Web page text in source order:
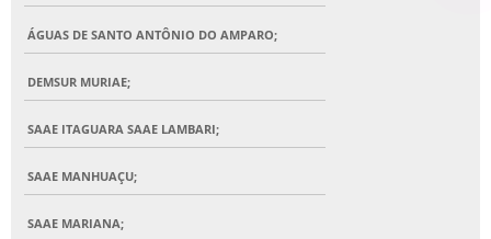
ÁGUAS DE SANTO ANTÔNIO DO AMPARO;
DEMSUR MURIAE;
SAAE ITAGUARA SAAE LAMBARI;
SAAE MANHUAÇU;
SAAE MARIANA;